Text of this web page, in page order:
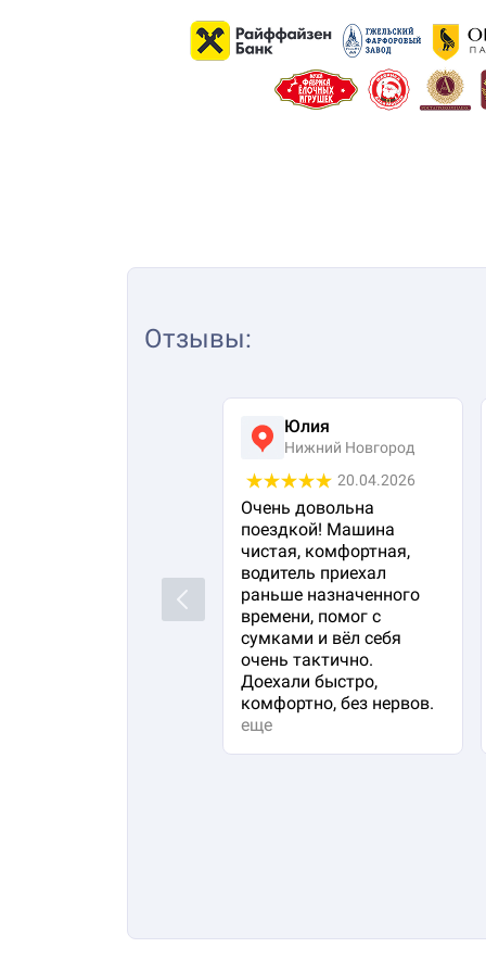
Отзывы:
Previous
Юлия
Нижний Новгород
20.04.2026
Очень довольна
поездкой! Машина
чистая, комфортная,
водитель приехал
раньше назначенного
времени, помог с
сумками и вёл себя
очень тактично.
Доехали быстро,
комфортно, без нервов.
еще